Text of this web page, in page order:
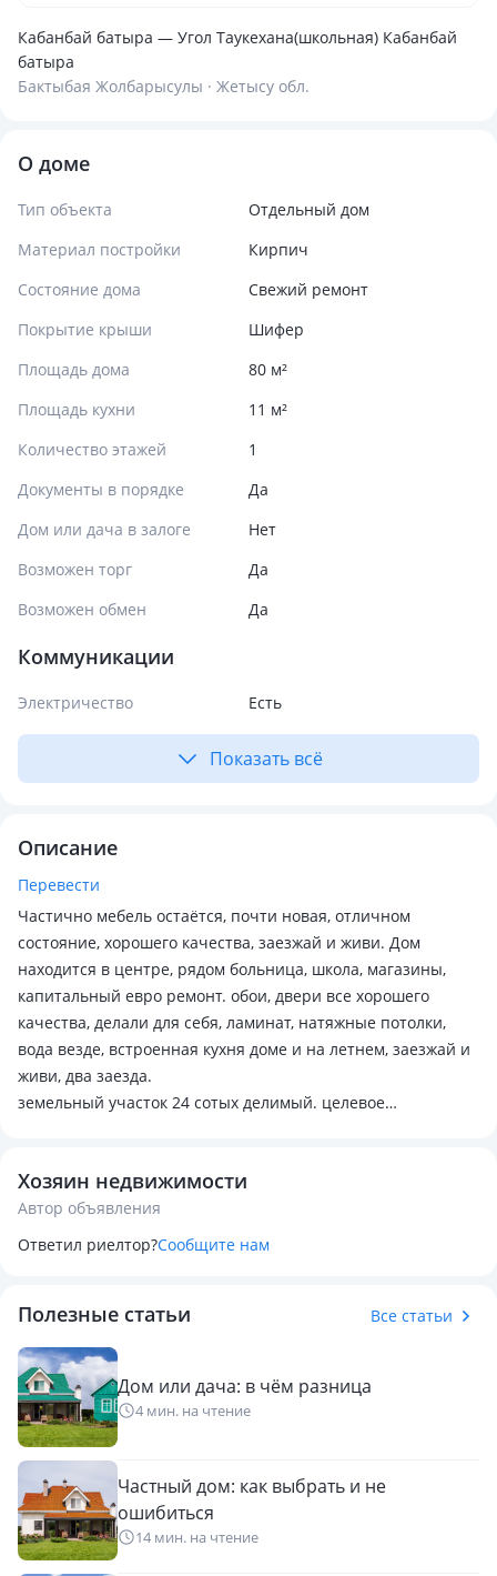
Кабанбай батыра — Угол Таукехана(школьная) Кабанбай
батыра
Бактыбая Жолбарысулы · Жетысу обл.
О доме
Тип объекта
Отдельный дом
Материал постройки
Кирпич
Состояние дома
Свежий ремонт
Покрытие крыши
Шифер
Площадь дома
80 м²
Площадь кухни
11 м²
Количество этажей
1
Документы в порядке
Да
Дом или дача в залоге
Нет
Возможен торг
Да
Возможен обмен
Да
Коммуникации
Электричество Есть
Показать всё
Описание
Перевести
Частично мебель остаётся, почти новая, отличном
состояние, хорошего качества, заезжай и живи. Дом
находится в центре, рядом больница, школа, магазины,
капитальный евро ремонт. обои, двери все хорошего
качества, делали для себя, ламинат, натяжные потолки,
вода везде, встроенная кухня доме и на летнем, заезжай и
живи, два заезда.
земельный участок 24 сотых делимый. целевое
полностью поменяли, интернет подключен, аура доме
хорошая.
продажа с связано переездом. Часть не большой суммы (2-
Хозяин недвижимости
Автор объявления
Ответил риелтор?Сообщите нам
Полезные статьи Все статьи
Дом или дача: в чём разница
4 мин. на чтение
Частный дом: как выбрать и не
ошибиться
14 мин. на чтение